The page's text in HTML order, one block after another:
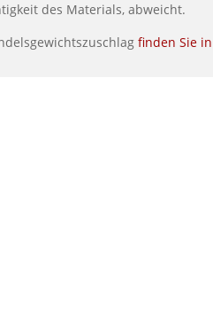
des Materials, abweicht.
finden Sie in